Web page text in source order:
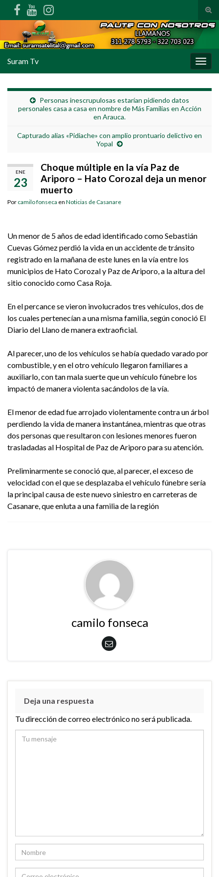
Suram Tv
Personas inescrupulosas estarían pidiendo datos
personales casa a casa en nombre de Más Familias en Acción
en Arauca.
Capturado alias «Pidiache» con amplio prontuario delictivo en
Yopal
ENE
23
Choque múltiple en la vía Paz de
Ariporo – Hato Corozal deja un menor
muerto
Por camilo fonseca en Noticias de Casanare
Un menor de 5 años de edad identificado como Sebastián
Cuevas Gómez perdió la vida en un accidente de tránsito
registrado en la mañana de este lunes en la vía entre los
municipios de Hato Corozal y Paz de Ariporo, a la altura del
sitio conocido como Casa Roja.
En el percance se vieron involucrados tres vehículos, dos de
los cuales pertenecían a una misma familia, según conoció El
Diario del Llano de manera extraoficial.
Al parecer, uno de los vehículos se había quedado varado por
combustible, y en el otro vehículo llegaron familiares a
auxiliarlo, con tan mala suerte que un vehículo fúnebre los
impactó de manera violenta sacándolos de la vía.
El menor de edad fue arrojado violentamente contra un árbol
perdiendo la vida de manera instantánea, mientras que otras
dos personas que resultaron con lesiones menores fueron
trasladadas al Hospital de Paz de Ariporo para su atención.
Preliminarmente se conoció que, al parecer, el exceso de
velocidad con el que se desplazaba el vehículo fúnebre sería
la principal causa de este nuevo siniestro en carreteras de
Casanare, que enluta a una familia de la región
camilo fonseca
Deja una respuesta
Tu dirección de correo electrónico no será publicada.